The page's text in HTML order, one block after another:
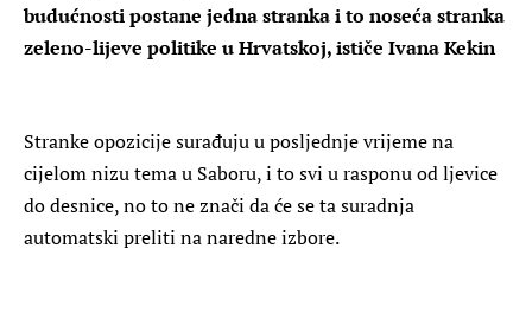
budućnosti postane jedna stranka i to noseća stranka
zeleno-lijeve politike u Hrvatskoj, ističe Ivana Kekin
Stranke opozicije surađuju u posljednje vrijeme na
cijelom nizu tema u Saboru, i to svi u rasponu od ljevice
do desnice, no to ne znači da će se ta suradnja
automatski preliti na naredne izbore.